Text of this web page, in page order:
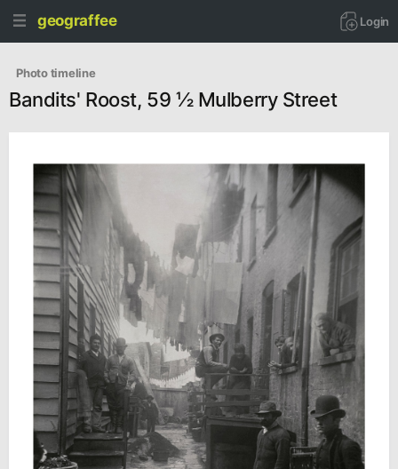
geograffee Login
   Photo timeline
Bandits' Roost, 59 ½ Mulberry Street